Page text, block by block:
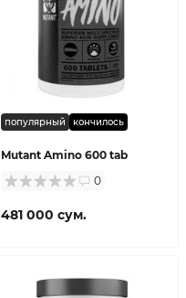
популярный кончилось
Mutant Amino 600 tab
0
481 000 сум.